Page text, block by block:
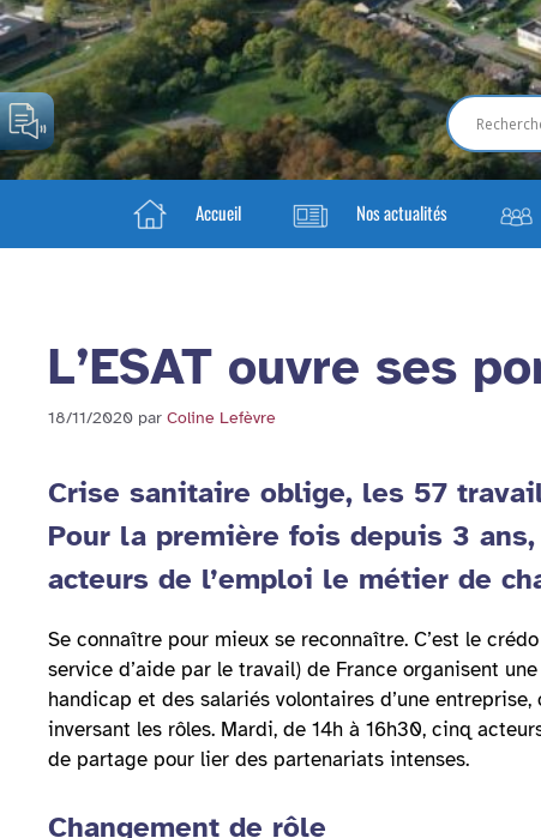
Accueil Nos actualités
L’ESAT ouvre ses
18/11/2020 par Coline Lefèvre
Crise sanitaire oblige, les 57
Pour la première fois depuis 3
acteurs de l’emploi le métier de
Se connaître pour mieux se reconnaître. C’est le
service d’aide par le travail) de France organisent
handicap et des salariés volontaires d’une
inversant les rôles. Mardi, de 14h à 16h30, cinq
de partage pour lier des partenariats intenses.
Changement de rôle